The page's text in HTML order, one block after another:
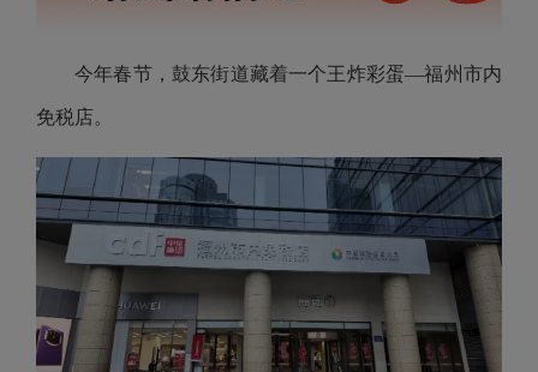
今年春节，鼓东街道藏着一个王炸彩蛋―福州市内
免税店。